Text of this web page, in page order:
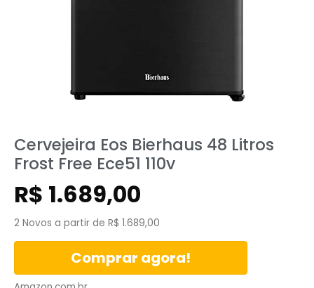
Cervejeira Eos Bierhaus 48 Litros
Frost Free Ece51 110v
R$ 1.689,00
2 Novos a partir de R$ 1.689,00
Comprar agora!